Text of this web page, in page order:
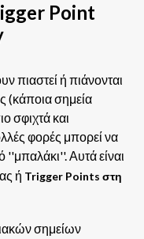
Point
πιαστεί ή πιάνονται
(κάποια σημεία
σφιχτά και
φορές μπορεί να
''μπαλάκι''. Αυτά είναι
ή Trigger Points στη
σημείων